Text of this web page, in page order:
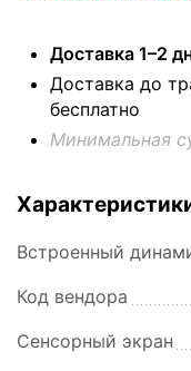
Доставка 1–2
Доставка до
бесплатно
Минимальная
Встроенный
Код вендора
Сенсорный экран